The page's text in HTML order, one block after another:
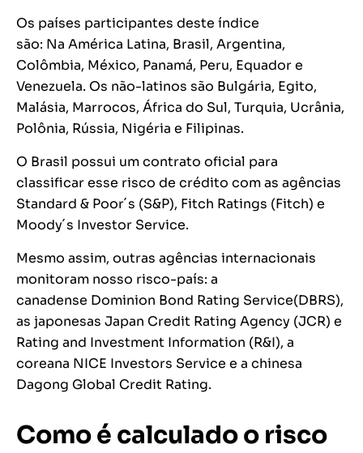
Os países participantes deste índice
são: Na América Latina, Brasil, Argentina,
Colômbia, México, Panamá, Peru, Equador e
Venezuela. Os não-latinos são Bulgária, Egito,
Malásia, Marrocos, África do Sul, Turquia, Ucrânia,
Polônia, Rússia, Nigéria e Filipinas.
O Brasil possui um contrato oficial para
classificar esse risco de crédito com as agências
Standard & Poor´s (S&P), Fitch Ratings (Fitch) e
Moody´s Investor Service.
Mesmo assim, outras agências internacionais
monitoram nosso risco-país: a
canadense Dominion Bond Rating Service(DBRS),
as japonesas Japan Credit Rating Agency (JCR) e
Rating and Investment Information (R&I), a
coreana NICE Investors Service e a chinesa
Dagong Global Credit Rating.
Como é calculado o risco